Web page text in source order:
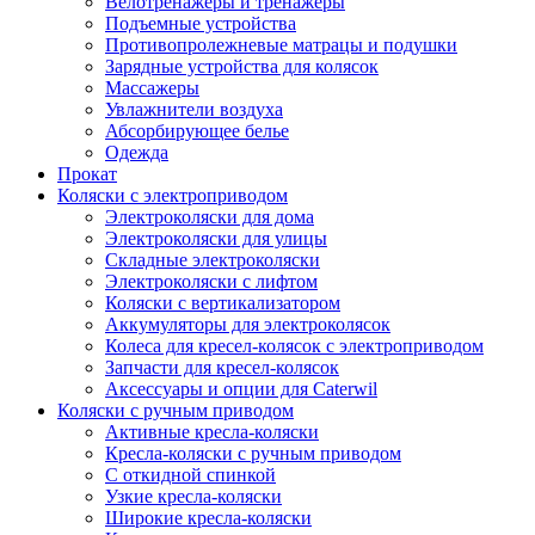
Подъемные устройства
Противопролежневые матрацы и подушки
Зарядные устройства для колясок
Массажеры
Увлажнители воздуха
Абсорбирующее белье
Одежда
Прокат
Коляски с электроприводом
Электроколяски для дома
Электроколяски для улицы
Складные электроколяски
Электроколяски с лифтом
Коляски с вертикализатором
Аккумуляторы для электроколясок
Колеса для кресел-колясок с электроприводом
Запчасти для кресел-колясок
Аксессуары и опции для Caterwil
Коляски с ручным приводом
Активные кресла-коляски
Кресла-коляски с ручным приводом
С откидной спинкой
Узкие кресла-коляски
Широкие кресла-коляски